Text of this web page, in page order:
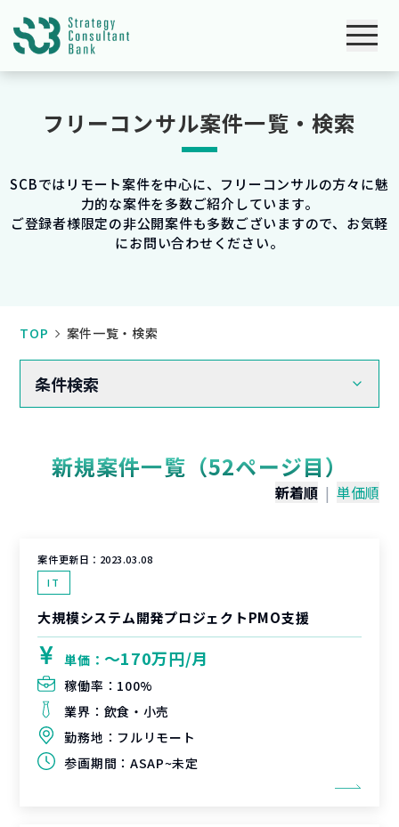
フリーコンサル案件一覧・検索
SCBではリモート案件を中心に、フリーコンサルの方々に魅
力的な案件を多数ご紹介しています。
ご登録者様限定の非公開案件も多数ございますので、お気軽
にお問い合わせください。
TOP 案件一覧・検索
条件検索
新規案件一覧（52ページ目）
新着順 | 単価順
案件更新日： 2023.03.08
IT
大規模システム開発プロジェクトPMO支援
単価： 〜170万円/月
稼働率： 100%
業界： 飲食・小売
勤務地： フルリモート
参画期間： ASAP~未定